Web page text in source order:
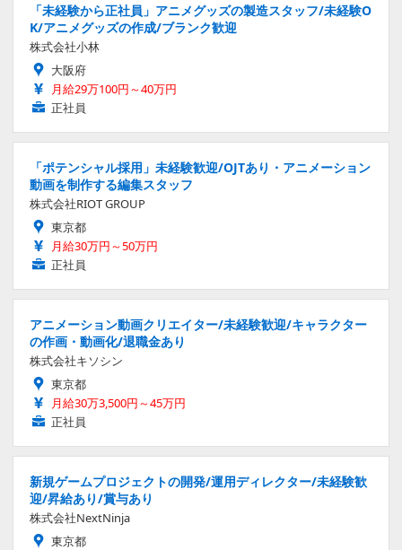
「未経験から正社員」アニメグッズの製造スタッフ/未経験O
K/アニメグッズの作成/ブランク歓迎
株式会社小林
大阪府
月給29万100円～40万円
正社員
「ポテンシャル採用」未経験歓迎/OJTあり・アニメーション
動画を制作する編集スタッフ
株式会社RIOT GROUP
東京都
月給30万円～50万円
正社員
アニメーション動画クリエイター/未経験歓迎/キャラクター
の作画・動画化/退職金あり
株式会社キソシン
東京都
月給30万3,500円～45万円
正社員
新規ゲームプロジェクトの開発/運用ディレクター/未経験歓
迎/昇給あり/賞与あり
株式会社NextNinja
東京都